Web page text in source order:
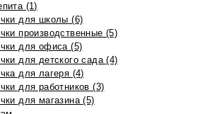
(1)
для школы (6)
производственные (5)
для офиса (5)
для детского сада (4)
для лагеря (4)
для работников (3)
для магазина (5)